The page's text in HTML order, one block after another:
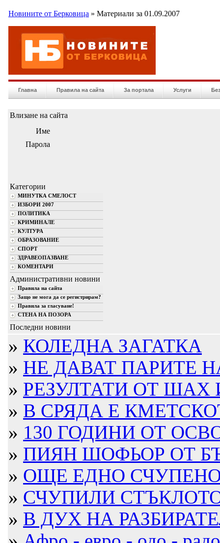
Новините от Берковица » Материали за 01.09.2007
Главна Правила на сайта За портала Услуги
Влизане на сайта
Име
Парола
Категории
МИНУТКА СМЕЛОСТ
ИЗБОРИ 2007
ПОЛИТИКА
КРИМИНАЛЕ
КУЛТУРА
ОБРАЗОВАНИЕ
СПОРТ
ЗДРАВЕОПАЗВАНЕ
КОМЕНТАРИ
Административни новини
Правила на сайта
Защо не мога да се регистрирам?
Правила за гласуване!
СТЕНА НА ПОЗОРА
Последни новини
» КОЛЕДНА ЗАГАТКА
» НЕ ДАВАТ ПАРИТЕ
» РЕЗУЛТАТИ ОТ ШАХ
» В СРЯДА Е
» 130 ГОДИНИ ОТ
» ПИЯН ШОФЬОР ОТ
» ОЩЕ ЕДНО
» СЧУПИЛИ
» В ДУХ НА